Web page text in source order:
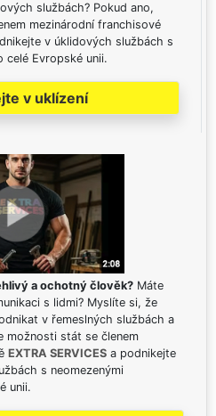
službách? Pokud ano,
mezinárodní franchisové
v úklidových službách s
celé Evropské unii.
v uklízení
a ochotný člověk? Máte
s lidmi? Myslíte si, že
v řemeslných službách a
možnosti stát se členem
EXTRA SERVICES a podnikejte
s neomezenými
unii.